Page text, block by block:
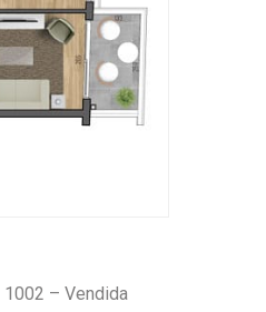
1002 – Vendida